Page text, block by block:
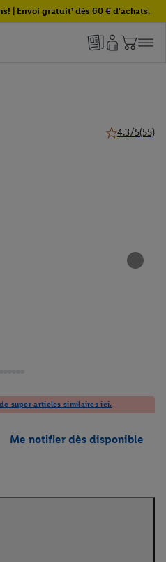
| Envoi gratuit¹ dès 60 € d'achats.
4.3/5(55)
super articles similaires ici.
Me notifier dès disponible